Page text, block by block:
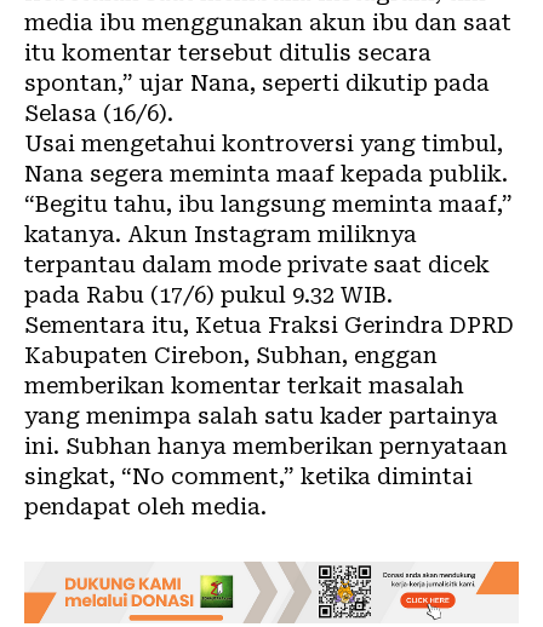
media ibu menggunakan akun ibu dan saat
itu komentar tersebut ditulis secara
spontan,” ujar Nana, seperti dikutip pada
Selasa (16/6).
Usai mengetahui kontroversi yang timbul,
Nana segera meminta maaf kepada publik.
“Begitu tahu, ibu langsung meminta maaf,”
katanya. Akun Instagram miliknya
terpantau dalam mode private saat dicek
pada Rabu (17/6) pukul 9.32 WIB.
Sementara itu, Ketua Fraksi Gerindra DPRD
Kabupaten Cirebon, Subhan, enggan
memberikan komentar terkait masalah
yang menimpa salah satu kader partainya
ini. Subhan hanya memberikan pernyataan
singkat, “No comment,” ketika dimintai
pendapat oleh media.